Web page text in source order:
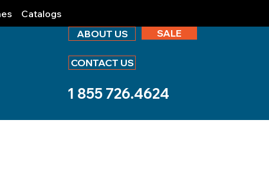
Catalogs
ABOUT US SALE
CONTACT US
1 855 726.4624